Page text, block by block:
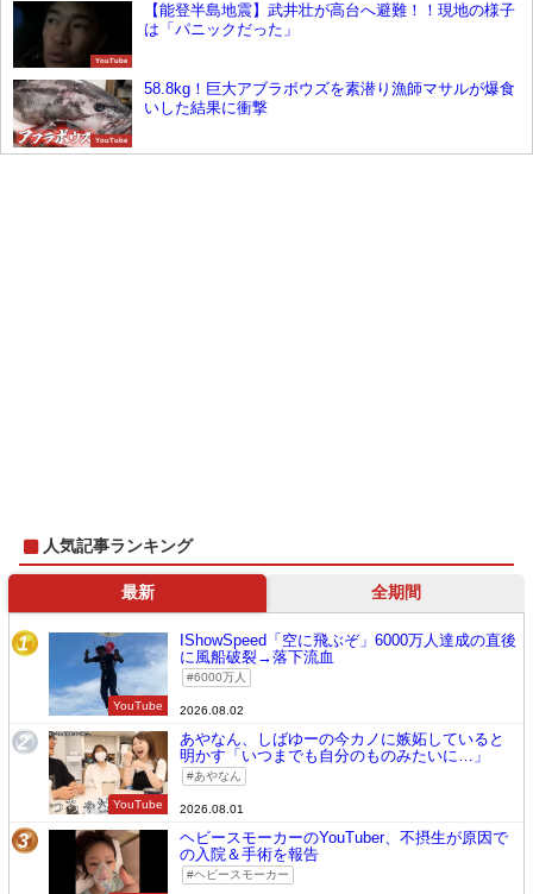
YouTube
【能登半島地震】武井壮が高台へ避難！！現地の様子
は「パニックだった」
YouTube
58.8kg！巨大アブラボウズを素潜り漁師マサルが爆食
いした結果に衝撃
人気記事ランキング
最新 全期間
1
YouTube
IShowSpeed「空に飛ぶぞ」6000万人達成の直後
に風船破裂→落下流血
6000万人
2026.08.02
2
YouTube
あやなん、しばゆーの今カノに嫉妬していると
明かす「いつまでも自分のものみたいに…」
あやなん
2026.08.01
3
ヘビースモーカーのYouTuber、不摂生が原因で
の入院＆手術を報告
ヘビースモーカー